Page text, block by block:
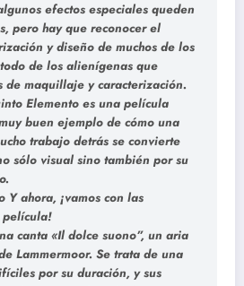
efectos especiales queden
pero hay que reconocer el
y diseño de muchos de los
de los alienígenas que
de maquillaje y caracterización.
Elemento es una película
buen ejemplo de cómo una
trabajo detrás se convierte
sólo visual sino también por su
Y ahora, ¡vamos con las
película!
canta «Il dolce suono”, un aria
Lammermoor. Se trata de una
por su duración, y sus